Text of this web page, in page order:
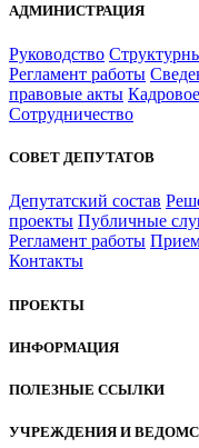
АДМИНИСТРАЦИЯ
Руководство
Регламент работы
правовые акты
Сотрудничество
СОВЕТ ДЕПУТАТОВ
Депутатский состав
проекты Публичные
Регламент работы
Контакты
ПРОЕКТЫ
ИНФОРМАЦИЯ
ПОЛЕЗНЫЕ ССЫЛКИ
УЧРЕЖДЕНИЯ И